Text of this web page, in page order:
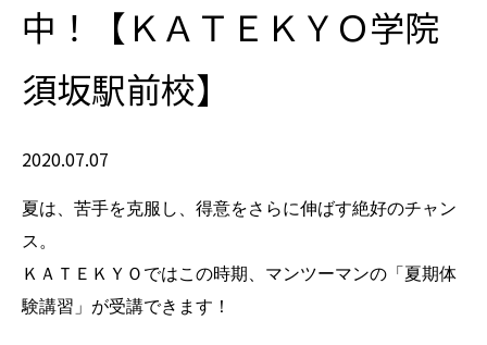
中！【ＫＡＴＥＫＹＯ学院
須坂駅前校】
2020.07.07
夏は、苦手を克服し、得意をさらに伸ばす絶好のチャン
ス。
ＫＡＴＥＫＹＯではこの時期、マンツーマンの「夏期体
験講習」が受講できます！